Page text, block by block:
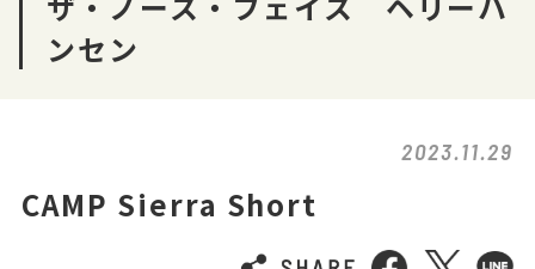
ンセン
2023.11.29
CAMP Sierra Short